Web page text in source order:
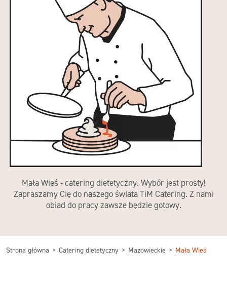
Mała Wieś - catering dietetyczny. Wybór jest prosty!
Zapraszamy Cię do naszego świata TiM Catering. Z nami
obiad do pracy zawsze będzie gotowy.
Strona główna Catering dietetyczny Mazowieckie Mała Wieś